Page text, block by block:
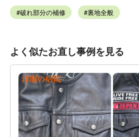
破れ部分の補修 裏地全般
よく似たお直し事例を見る